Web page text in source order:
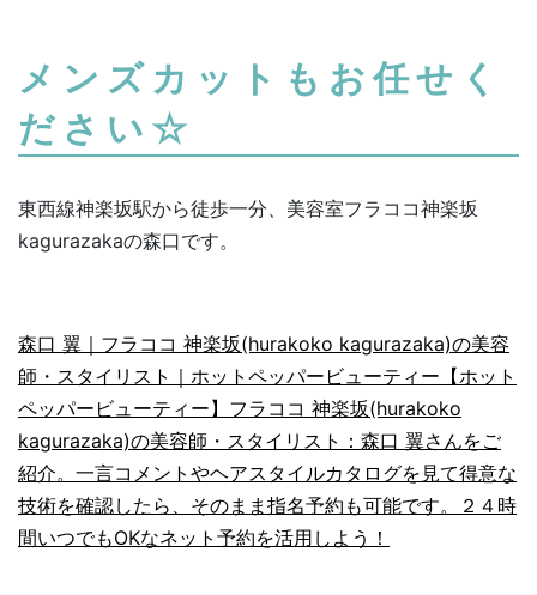
メンズカットもお任せく
ださい☆
東西線神楽坂駅から徒歩一分、美容室フラココ神楽坂
kagurazakaの森口です。
森口 翼｜フラココ 神楽坂(hurakoko kagurazaka)の美容
師・スタイリスト｜ホットペッパービューティー 【ホット
ペッパービューティー】フラココ 神楽坂(hurakoko
kagurazaka)の美容師・スタイリスト：森口 翼さんをご
紹介。一言コメントやヘアスタイルカタログを見て得意な
技術を確認したら、そのまま指名予約も可能です。２４時
間いつでもOKなネット予約を活用しよう！